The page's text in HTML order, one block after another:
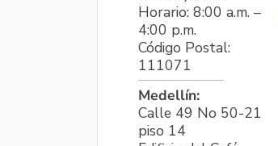
Horario: 8:00 a.m. –
4:00 p.m.
Código Postal:
111071
Medellín:
Calle 49 No 50-21
piso 14